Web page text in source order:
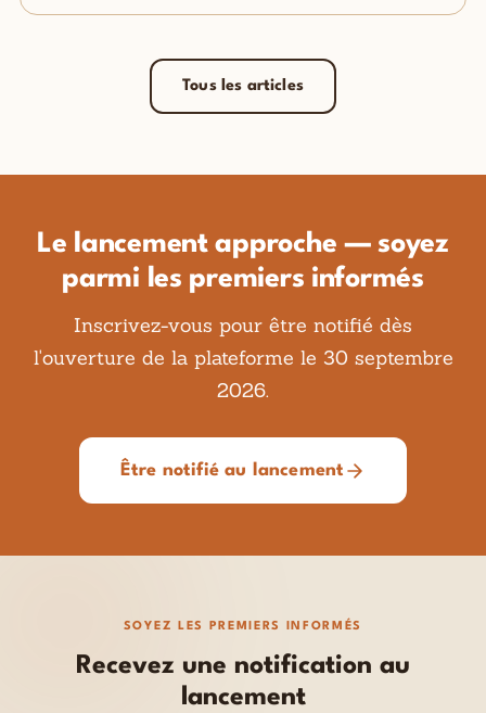
Tous les articles
Le lancement approche — soyez
parmi les premiers informés
Inscrivez-vous pour être notifié dès
l'ouverture de la plateforme le 30 septembre
2026.
Être notifié au lancement
SOYEZ LES PREMIERS INFORMÉS
Recevez une notification au
lancement